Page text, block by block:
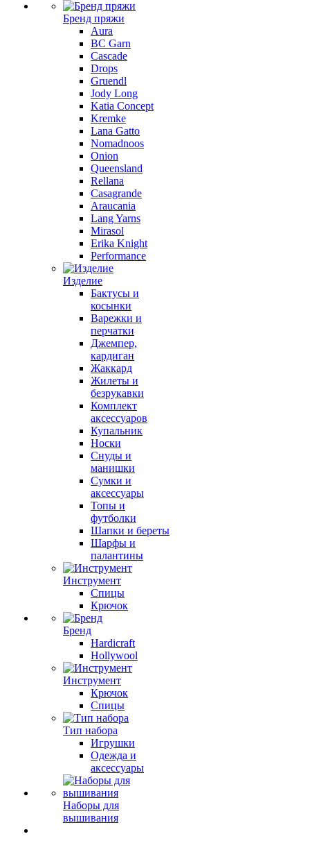
Бренд пряжи
Aura
BC Garn
Cascade
Drops
Gruendl
Jody Long
Katia Concept
Kremke
Lana Gatto
Nomadnoos
Onion
Queensland
Rellana
Casagrande
Araucania
Lang Yarns
Mirasol
Erika Knight
Performance
Изделие
Бактусы и
косынки
Варежки и
перчатки
Джемпер,
кардиган
Жаккард
Жилеты и
безрукавки
Комплект
аксессуаров
Купальник
Носки
Снуды и
манишки
Сумки и
аксессуары
Топы и
футболки
Шапки и береты
Шарфы и
палантины
Инструмент
Спицы
Крючок
Бренд
Hardicraft
Hollywool
Инструмент
Крючок
Спицы
Тип набора
Игрушки
Одежда и
аксессуары
Наборы для
вышивания